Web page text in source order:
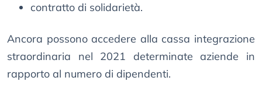
contratto di solidarietà.
Ancora possono accedere alla cassa integrazione
straordinaria nel 2021 determinate aziende in
rapporto al numero di dipendenti.